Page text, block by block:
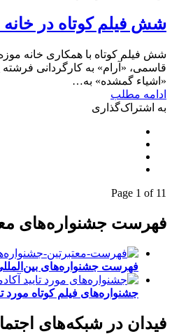
شش فیلم کوتاه در خانه
شش فیلم کوتاه با همکاری خانه
«اشیاء گمشده» به…
ادامه مطلب
به اشتراک‌گذاری
Page 1 of 11
فهرست جشنواره‌های
فهرست جشنواره‌های
جشنواره‌های فیلم کوتاه مورد
فیدان در شبکه‌های